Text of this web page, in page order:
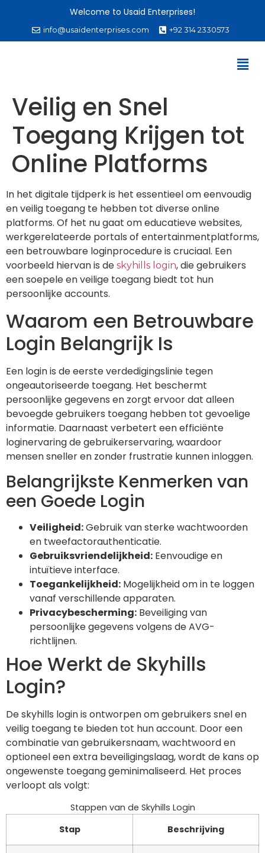
Welcome to Usaid Enterprises!
info@usaidenterprises.com +92 314 2330573
Veilig en Snel
Toegang Krijgen tot
Online Platforms
In het digitale tijdperk is het essentieel om eenvoudig
en veilig toegang te hebben tot diverse online
platforms. Of het nu gaat om educatieve websites,
werkgerelateerde portals of entertainmentplatforms,
een betrouwbare loginprocedure is cruciaal. Een
voorbeeld hiervan is de skyhills login, die gebruikers
een soepele en veilige toegang biedt tot hun
persoonlijke accounts.
Waarom een Betrouwbare
Login Belangrijk Is
Een login is de eerste verdedigingslinie tegen
ongeautoriseerde toegang. Het beschermt
persoonlijke gegevens en zorgt ervoor dat alleen
bevoegde gebruikers toegang hebben tot gevoelige
informatie. Daarnaast verbetert een efficiënte
loginervaring de gebruikerservaring, waardoor
mensen sneller en zonder frustratie kunnen inloggen.
Belangrijkste Kenmerken van
een Goede Login
Veiligheid:Gebruik van sterke wachtwoorden
en tweefactorauthenticatie.
Gebruiksvriendelijkheid: Eenvoudige en
intuïtieve interface.
Toegankelijkheid: Mogelijkheid om in te loggen
vanaf verschillende apparaten.
Privacybescherming: Beveiliging van
persoonlijke gegevens volgens de AVG-
richtlijnen.
Hoe Werkt de Skyhills
Login?
De skyhills login is ontworpen om gebruikers snel en
veilig toegang te bieden tot hun account. Door een
combinatie van gebruikersnaam, wachtwoord en
optioneel een extra beveiligingslaag, wordt de kans op
ongewenste toegang geminimaliseerd. Het proces
verloopt als volgt:
Stappen van de Skyhills Login
Stap
Beschrijving